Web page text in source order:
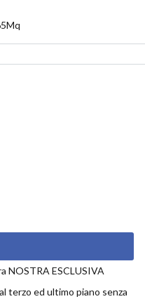
NOSTRA ESCLUSIVA
terzo ed ultimo piano senza